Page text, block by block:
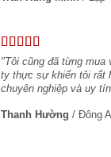
"Tôi cũng đã từng mua
ty thực sự khiến tôi rất
chuyên nghiệp và uy
Thanh Hường / Đông